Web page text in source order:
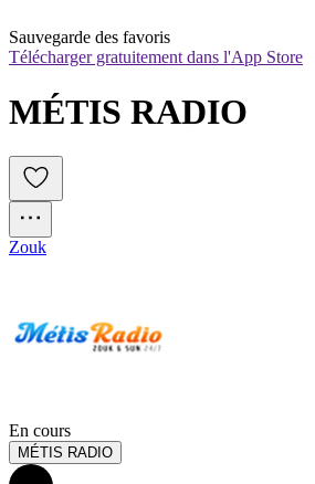
Sauvegarde des favoris
Télécharger gratuitement dans l'App Store
MÉTIS RADIO
Zouk
En cours
MÉTIS RADIO